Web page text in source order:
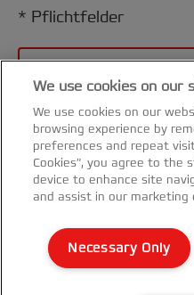
* Pflichtfelder
JETZT REGISTRIEREN!
Kundenservice
Garantie Bedingungen
We use cookies on our
We use cookies on our
browsing experience by
preferences and repeat
Cookies”, you agree to the
device to enhance site
and assist in our marketing
Necessary Only